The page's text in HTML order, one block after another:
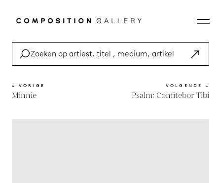
« VORIGE
Minnie
VOLGENDE »
Psalm: Confitebor Tibi